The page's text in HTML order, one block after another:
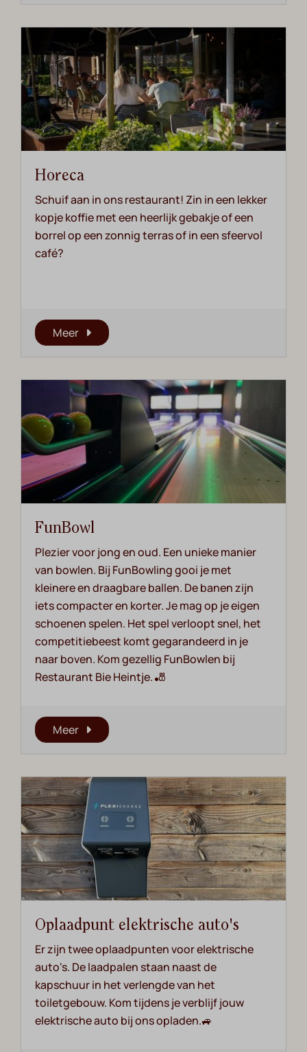
Horeca
Schuif aan in ons restaurant! Zin in een lekker
kopje koffie met een heerlijk gebakje of een
borrel op een zonnig terras of in een sfeervol
café?
Meer
FunBowl
Plezier voor jong en oud. Een unieke manier
van bowlen. Bij FunBowling gooi je met
kleinere en draagbare ballen. De banen zijn
iets compacter en korter. Je mag op je eigen
schoenen spelen. Het spel verloopt snel, het
competitiebeest komt gegarandeerd in je
naar boven. Kom gezellig FunBowlen bij
Restaurant Bie Heintje. 🎳
Meer
Oplaadpunt elektrische auto's
Er zijn twee oplaadpunten voor elektrische
auto's. De laadpalen staan naast de
kapschuur in het verlengde van het
toiletgebouw. Kom tijdens je verblijf jouw
elektrische auto bij ons opladen.🚙